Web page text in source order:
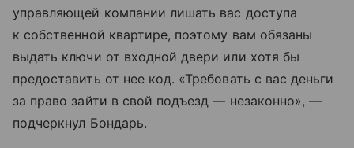
управляющей компании лишать вас доступа
к собственной квартире, поэтому вам обязаны
выдать ключи от входной двери или хотя бы
предоставить от нее код. «Требовать с вас деньги
за право зайти в свой подъезд — незаконно», —
подчеркнул Бондарь.